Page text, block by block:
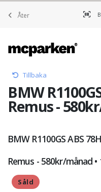
Åter
Tillbaka
BMW
Remus -
BMW R1100GS ABS
Remus - 580kr/månad •
Såld